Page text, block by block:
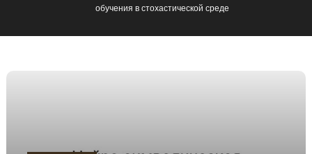
обучения в стохастической среде